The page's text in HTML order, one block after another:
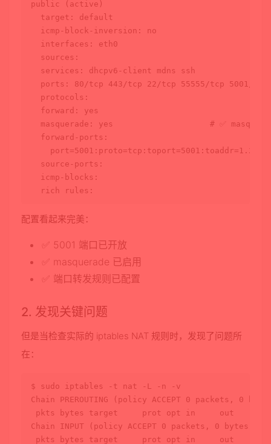
public (active)
  target: default
  icmp-block-inversion: no
  interfaces: eth0
  sources:
  services: dhcpv6-client mdns ssh
  ports: 80/tcp 443/tcp 22/tcp 55555/tcp 5001/tcp
  protocols:
  forward:
yes
  masquerade:
yes
# ✅
  forward-ports:
  source-ports:
  icmp-blocks:
配置看起来完美：
✅ 5001 端口已开放
✅ masquerade 已启用
✅ 端口转发规则已配置
2. 发现关键问题
但是当检查实际的 iptables NAT 规则时，发现了问题所
在：
$ sudo iptables -t nat -L -n -v
Chain PREROUTING (policy ACCEPT 0 packets, 0
pkts bytes target     prot opt in
     out
Chain INPUT (policy ACCEPT 0 packets, 0 bytes)
pkts bytes target     prot opt in
     out